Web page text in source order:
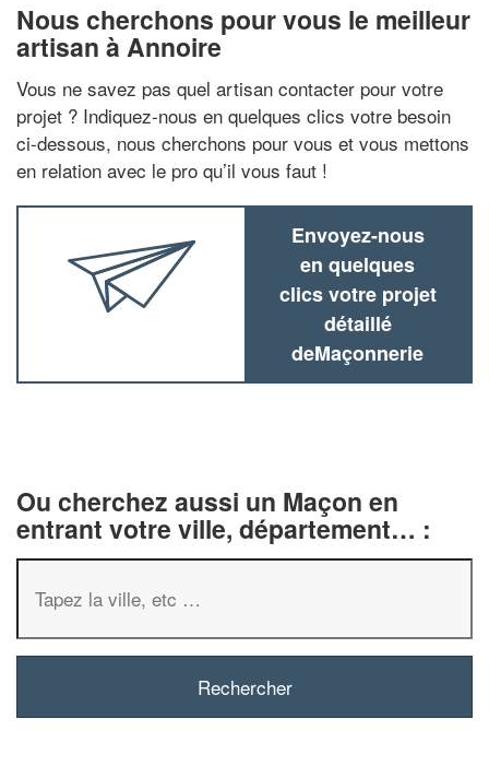
Nous cherchons pour vous le meilleur
artisan à Annoire
Vous ne savez pas quel artisan contacter pour votre
projet ? Indiquez-nous en quelques clics votre besoin
ci-dessous, nous cherchons pour vous et vous mettons
en relation avec le pro qu’il vous faut !
Envoyez-nous
en quelques
clics votre projet
détaillé
deMaçonnerie
Ou cherchez aussi un Maçon en
entrant votre ville, département… :
✕
Vous êtes un
professionnel ?